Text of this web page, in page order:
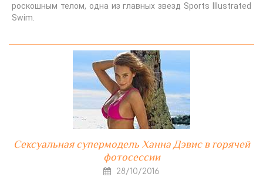
роскошным телом, одна из главных звезд Sports Illustrated
Swim.
Сексуальная супермодель Ханна Дэвис в горячей
фотосессии
28/10/2016